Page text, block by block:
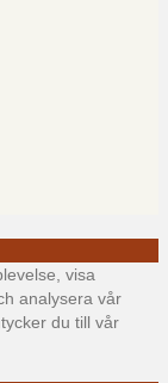
visa
analysera vår
du till vår